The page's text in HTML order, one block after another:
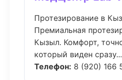
Протезирование в
Премиальная
Кызыл. Комфорт,
который виден
Телефон: 8 (920) 166